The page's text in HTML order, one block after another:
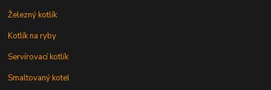
Železný kotlík
Kotlík na ryby
Servírovací kotlík
Smaltovaný kotel